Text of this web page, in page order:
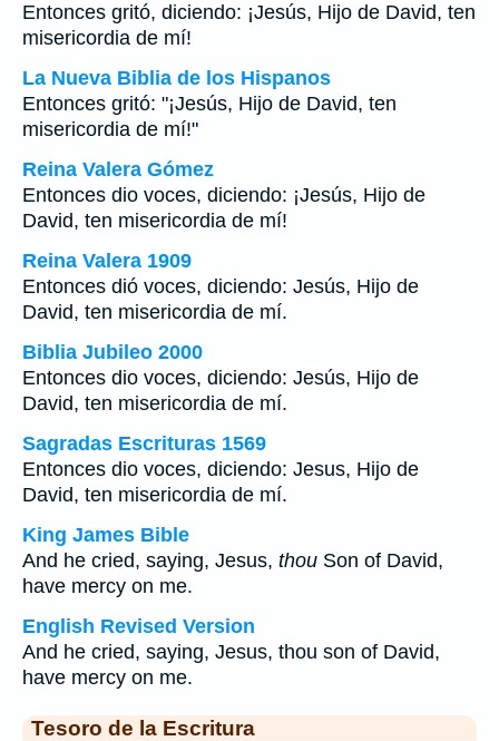
Entonces gritó, diciendo: ¡Jesús, Hijo de David, ten
misericordia de mí!
La Nueva Biblia de los Hispanos
Entonces gritó: "¡Jesús, Hijo de David, ten
misericordia de mí!"
Reina Valera Gómez
Entonces dio voces, diciendo: ¡Jesús, Hijo de
David, ten misericordia de mí!
Reina Valera 1909
Entonces dió voces, diciendo: Jesús, Hijo de
David, ten misericordia de mí.
Biblia Jubileo 2000
Entonces dio voces, diciendo: Jesús, Hijo de
David, ten misericordia de mí.
Sagradas Escrituras 1569
Entonces dio voces, diciendo: Jesus, Hijo de
David, ten misericordia de mí.
King James Bible
And he cried, saying, Jesus, thou Son of David,
have mercy on me.
English Revised Version
And he cried, saying, Jesus, thou son of David,
have mercy on me.
Tesoro de la Escritura